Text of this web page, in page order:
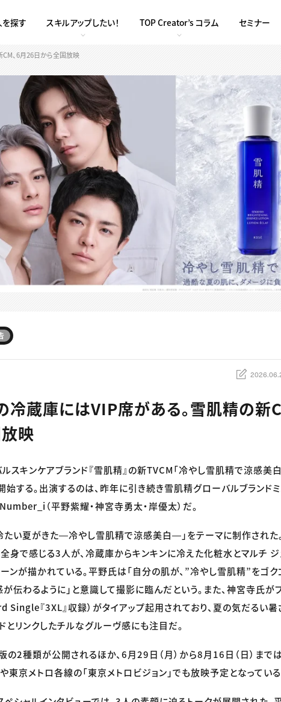
を探す スキルアップしたい！ TOP Creator’s コラム セミナー
、6月26日から全国放映
蔵庫にはVIP席がある。雪肌精の新
映
スキンケアブランド『雪肌精』の新TVCM「冷やし雪肌精で涼感美
始する。出演するのは、昨年に引き続き雪肌精グローバルブランド
（平野紫耀・神宮寺勇太・岸優太）だ。
たい夏がきた―冷やし雪肌精で涼感美白―」をテーマに制作された
身で感じる3人が、冷蔵庫からキンキンに冷えた化粧水とマルチ
ンが描かれている。平野氏は「自分の肌が、”冷やし雪肌精”をゴ
伝わるように」と意識して撮影に臨んだという。また、神宮寺氏が
Single『3XL』収録）がタイアップ起用されており、夏の気だるい暑
とリンクしたチルなグルーヴ感にも注目だ。
2種類が公開されるほか、6月29日（月）から8月16日（日）まで
東京メトロ各線の「東京メトロビジョン」でも放映予定となっている